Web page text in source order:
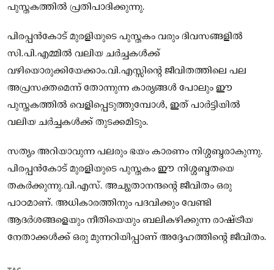
പുസ്തകത്തിൽ പ്രതിപാദിക്കുന്നു.
പിരപ്പൻകോട് മുരളിയുടെ പുസ്തകം വരും ദിവസങ്ങളിൽ
സി.പി.എമ്മിൽ വലിയ ചർച്ചകൾക്ക്
വഴിയൊരുക്കിയേക്കാം.വി.എസ്സിന്റെ ജീവിതത്തിലെ പല
അപ്രസക്തമെന്ന് തോന്നുന്ന കാര്യങ്ങൾ പോലും ഈ
പുസ്തകത്തിൽ വെളിപ്പെടുത്തുമ്പോൾ, ഇത് പാർട്ടിയിൽ
വലിയ ചർച്ചകൾക്ക് തുടക്കമിടും.
സത്യം അറിയാവുന്ന പലരും ഭയം കാരണം നിശ്ശബ്ദരാകുന്നു.
പിരപ്പൻകോട് മുരളിയുടെ പുസ്തകം ഈ നിശ്ശബ്ദതയെ
തകർക്കുന്നു.വി.എസ്. അച്യുതാനന്ദന്റെ ജീവിതം ഒരു
പാഠമാണ്. അധികാരത്തിനും പദവിക്കും വേണ്ടി
ആദർശങ്ങളെയും നീതിയെയും ബലികഴിക്കുന്ന രാഷ്ട്രീയ
നേതാക്കൾക്ക് ഒരു മുന്നറിയിപ്പാണ് അദ്ദേഹത്തിന്റെ ജീവിതം.